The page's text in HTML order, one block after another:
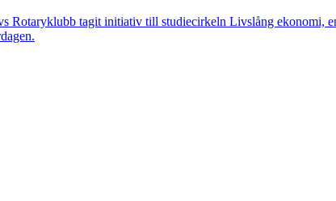
tagit initiativ till studiecirkeln Livslång ekonomi,